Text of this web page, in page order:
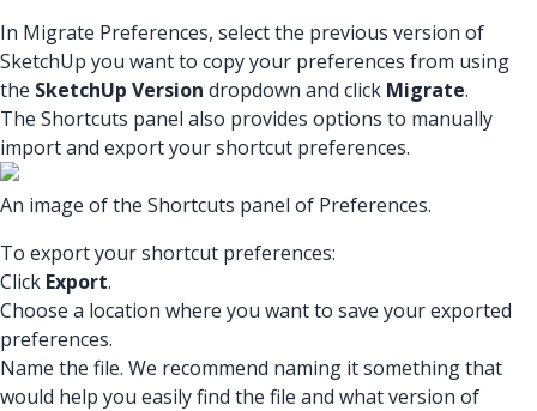
In Migrate Preferences, select the previous version of
SketchUp you want to copy your preferences from using
the SketchUp Version dropdown and click Migrate.
The Shortcuts panel also provides options to manually
import and export your shortcut preferences.
An image of the Shortcuts panel of Preferences.
To export your shortcut preferences:
Click Export.
Choose a location where you want to save your exported
preferences.
Name the file. We recommend naming it something that
would help you easily find the file and what version of